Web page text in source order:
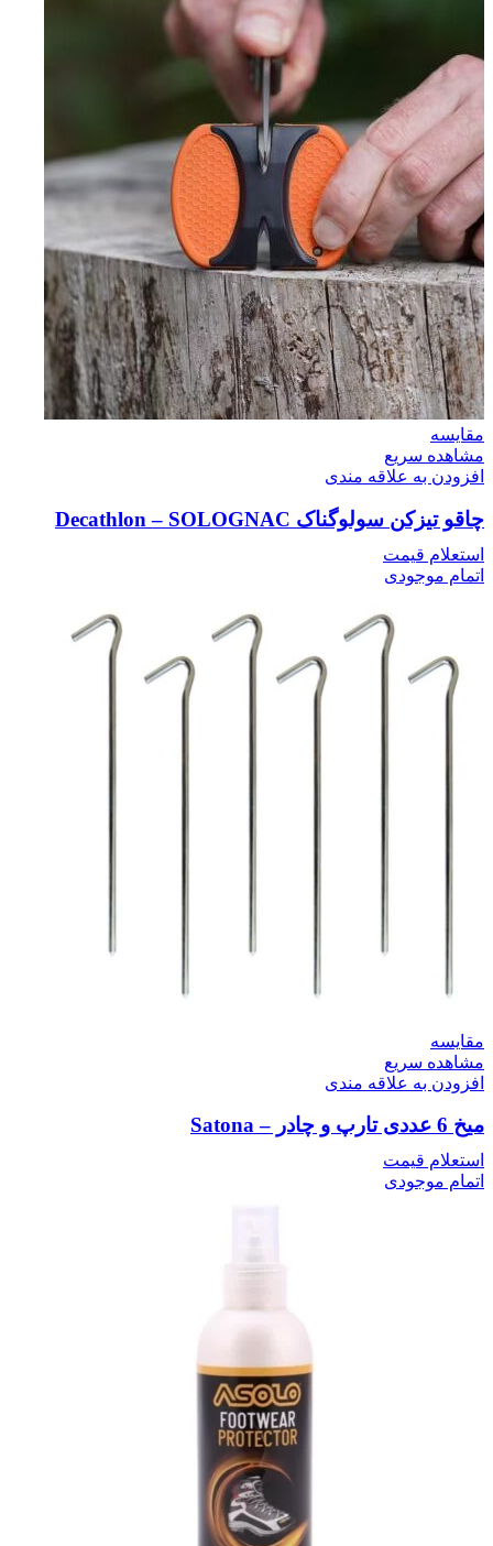
مقایسه
مشاهده سریع
افزودن به علاقه مندی
چاقو تیزکن سولوگناک Decathlon – SOLOGNAC
استعلام قیمت
اتمام موجودی
مقایسه
مشاهده سریع
افزودن به علاقه مندی
میخ 6 عددی تارپ و چادر – Satona
استعلام قیمت
اتمام موجودی